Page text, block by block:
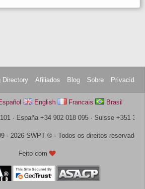
Directory Afiliados Blog Sobre
English Francais Brasil
· España +34 902 018 095 · Suisse +351 308
- 2026 SWPT ® - Todos os direitos reservados
Feito com